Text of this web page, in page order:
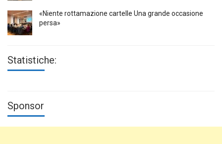
«Niente rottamazione cartelle Una grande occasione
persa»
Statistiche:
Sponsor